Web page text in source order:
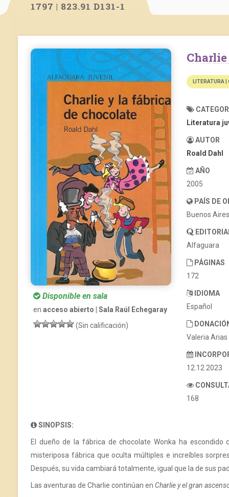
1797 | 823.91 D131-1
Disponible en sala
en acceso abierto | Sala Raúl Echegaray
(Sin calificación)
LITERATURA |
Literatura
AUTOR
Roald Dahl
AÑO
2005
PAÍS DE
Buenos
Alfaguara
PÁGINAS
172
IDIOMA
Español
Valeria Arias
12.12.2023
168
SINOPSIS:
El dueño de la fábrica de chocolate Wonka ha
misteriposa fábrica que oculta múltiples e increíbles
Después, su vida cambiará totalmente, igual que la de sus
Las aventuras de Charlie continúan en Charlie y el gran